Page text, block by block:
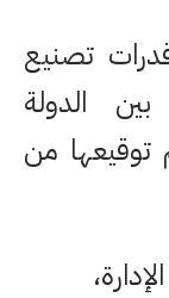
تصنيع
بين الدولة
توقيعها من